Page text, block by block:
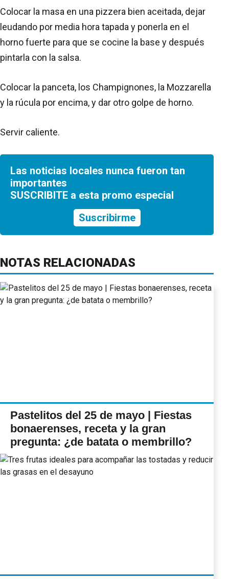
Colocar la masa en una pizzera bien aceitada, dejar
leudando por media hora tapada y ponerla en el
horno fuerte para que se cocine la base y después
pintarla con la salsa.
Colocar la panceta, los Champignones, la Mozzarella
y la rúcula por encima, y dar otro golpe de horno.
Servir caliente.
Las noticias locales nunca fueron tan
importantes
SUSCRIBITE a esta promo especial
Suscribirme
NOTAS RELACIONADAS
Pastelitos del 25 de mayo | Fiestas
bonaerenses, receta y la gran
pregunta: ¿de batata o membrillo?